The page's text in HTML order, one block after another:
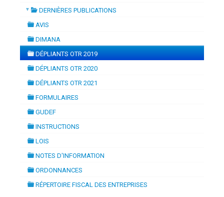
- mardi, 14 juillet 2026 10:30
▼ DERNIÈRES PUBLICATIONS
AVIS
folder
DIMANA
folder
DÉPLIANTS OTR 2019
DÉPLIANTS OTR 2020
DÉPLIANTS OTR 2021
FORMULAIRES
GUDEF
INSTRUCTIONS
LOIS
NOTES D'INFORMATION
ORDONNANCES
RÉPERTOIRE FISCAL DES ENTREPRISES